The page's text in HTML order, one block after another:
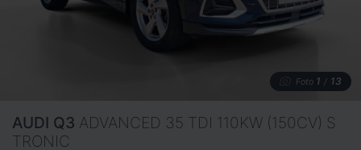
Foto 1 / 13
AUDI Q3 ADVANCED 35 TDI 110KW (150CV) S
TRONIC